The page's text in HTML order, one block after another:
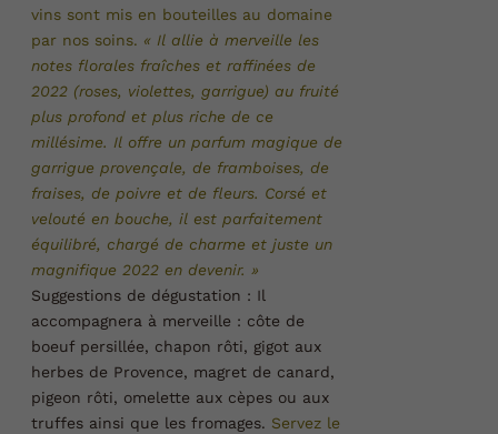
vins sont mis en bouteilles au domaine
par nos soins. « Il allie à merveille les
notes florales fraîches et raffinées de
2022 (roses, violettes, garrigue) au fruité
plus profond et plus riche de ce
millésime. Il offre un parfum magique de
garrigue provençale, de framboises, de
fraises, de poivre et de fleurs. Corsé et
velouté en bouche, il est parfaitement
équilibré, chargé de charme et juste un
magnifique 2022 en devenir. »
Suggestions de dégustation : Il
accompagnera à merveille : côte de
boeuf persillée, chapon rôti, gigot aux
herbes de Provence, magret de canard,
pigeon rôti, omelette aux cèpes ou aux
truffes ainsi que les fromages. Servez le